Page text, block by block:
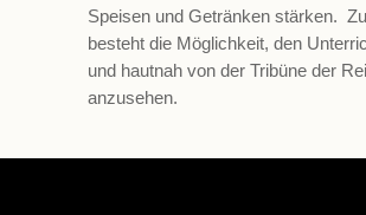
Speisen und Getränken stärken.
besteht die Möglichkeit, den
und hautnah von der Tribüne der
anzusehen.